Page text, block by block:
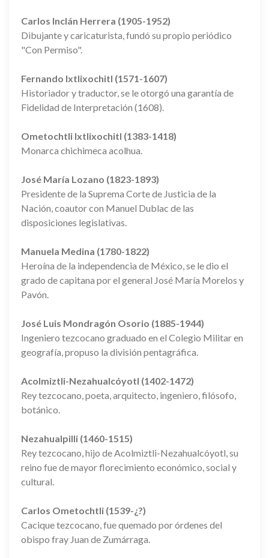
Carlos Inclán Herrera (1905-1952)
Dibujante y caricaturista, fundó su propio periódico
"Con Permiso".
Fernando Ixtlixochitl (1571-1607)
Historiador y traductor, se le otorgó una garantía de
Fidelidad de Interpretación (1608).
Ometochtli Ixtlixochitl (1383-1418)
Monarca chichimeca acolhua.
José María Lozano (1823-1893)
Presidente de la Suprema Corte de Justicia de la
Nación, coautor con Manuel Dublac de las
disposiciones legislativas.
Manuela Medina (1780-1822)
Heroína de la independencia de México, se le dio el
grado de capitana por el general José María Morelos y
Pavón.
José Luis Mondragón Osorio (1885-1944)
Ingeniero tezcocano graduado en el Colegio Militar en
geografía, propuso la división pentagráfica.
Acolmiztli-Nezahualcóyotl (1402-1472)
Rey tezcocano, poeta, arquitecto, ingeniero, filósofo,
botánico.
Nezahualpilli (1460-1515)
Rey tezcocano, hijo de Acolmiztli-Nezahualcóyotl, su
reino fue de mayor florecimiento económico, social y
cultural.
Carlos Ometochtli (1539-¿?)
Cacique tezcocano, fue quemado por órdenes del
obispo fray Juan de Zumárraga.